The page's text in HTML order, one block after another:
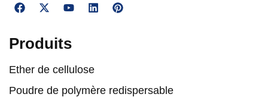
Produits
Ether de cellulose
Poudre de polymère redispersable